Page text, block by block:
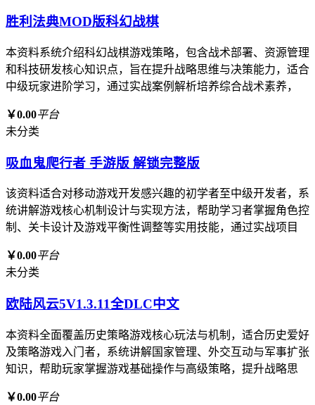
胜利法典MOD版科幻战棋
本资料系统介绍科幻战棋游戏策略，包含战术部署、资源管理
和科技研发核心知识点，旨在提升战略思维与决策能力，适合
中级玩家进阶学习，通过实战案例解析培养综合战术素养，
￥0.00平台
未分类
吸血鬼爬行者 手游版 解锁完整版
该资料适合对移动游戏开发感兴趣的初学者至中级开发者，系
统讲解游戏核心机制设计与实现方法，帮助学习者掌握角色控
制、关卡设计及游戏平衡性调整等实用技能，通过实战项目
￥0.00平台
未分类
欧陆风云5V1.3.11全DLC中文
本资料全面覆盖历史策略游戏核心玩法与机制，适合历史爱好
及策略游戏入门者，系统讲解国家管理、外交互动与军事扩张
知识，帮助玩家掌握游戏基础操作与高级策略，提升战略思
￥0.00平台